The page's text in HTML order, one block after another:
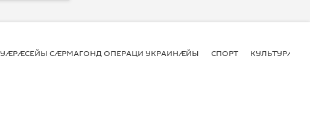
УӔРӔСЕЙЫ СӔРМАГОНД ОПЕРАЦИ УКРАИНӔЙЫ СПОРТ КУЛЬТУРӔ